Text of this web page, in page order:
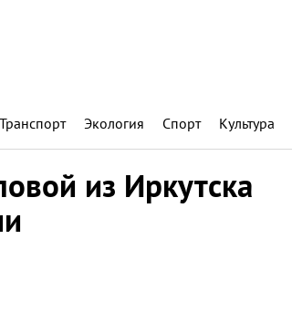
Транспорт Экология Спорт Культура
из Иркутска